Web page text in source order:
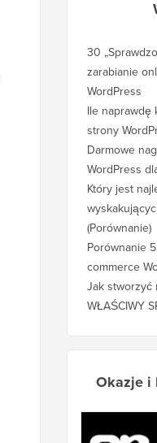
30
zarabianie
WordPress
Ile naprawdę
strony
Darmowe
WordPress
Który jest
(Porównanie)
Porównanie
commerce
Jak stworzyć
WŁAŚCIWY
Okazje i